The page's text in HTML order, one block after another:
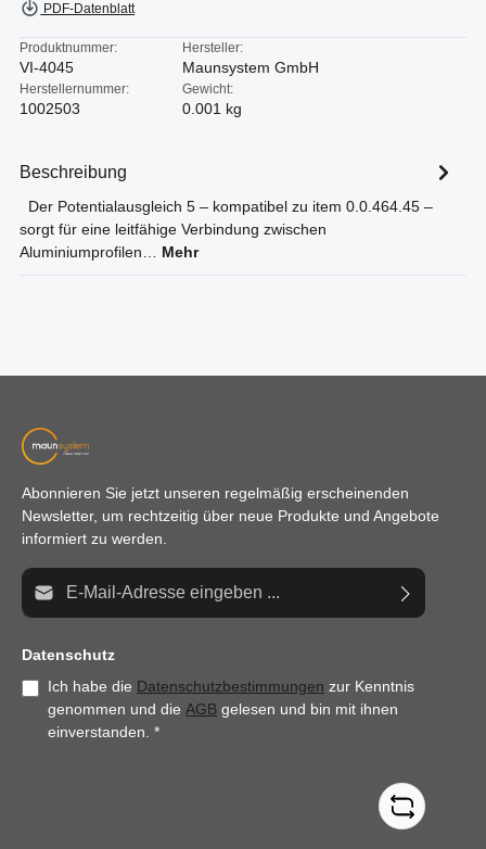
PDF-Datenblatt
Produktnummer:
VI-4045
Hersteller:
Maunsystem GmbH
Herstellernummer:
1002503
Gewicht:
0.001 kg
Beschreibung
Der Potentialausgleich 5 – kompatibel zu item 0.0.464.45 –
sorgt für eine leitfähige Verbindung zwischen
Aluminiumprofilen… Mehr
Abonnieren Sie jetzt unseren regelmäßig erscheinenden
Newsletter, um rechtzeitig über neue Produkte und Angebote
informiert zu werden.
E-Mail-Adresse*
Datenschutz
Ich habe die Datenschutzbestimmungen zur Kenntnis
genommen und die AGB gelesen und bin mit ihnen
einverstanden. *